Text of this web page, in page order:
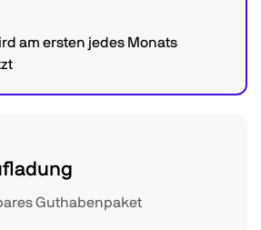
am ersten jedes Monats
Guthabenpaket